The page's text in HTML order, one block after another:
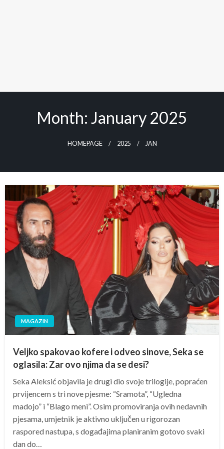
Month: January 2025
HOMEPAGE 2025 JAN
MAGAZIN
Veljko spakovao kofere i odveo sinove, Seka se
oglasila: Zar ovo njima da se desi?
Seka Aleksić objavila je drugi dio svoje trilogije, popraćen
prvijencem s tri nove pjesme: “Sramota”, “Ugledna
madojo” i “Blago meni”. Osim promoviranja ovih nedavnih
pjesama, umjetnik je aktivno uključen u rigorozan
raspored nastupa, s događajima planiranim gotovo svaki
dan do…